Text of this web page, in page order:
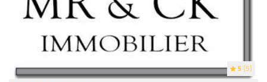
5 (5)